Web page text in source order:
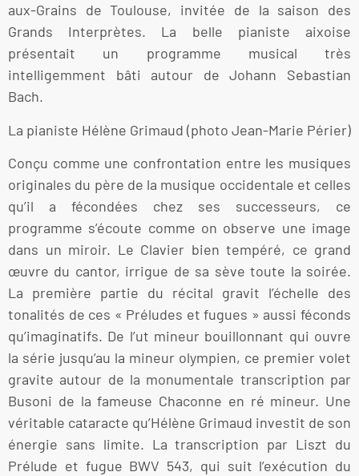
aux-Grains de Toulouse, invitée de la saison des
Grands Interprètes. La belle pianiste aixoise
présentait un programme musical très
intelligemment bâti autour de Johann Sebastian
Bach.
La pianiste Hélène Grimaud (photo Jean-Marie Périer)
Conçu comme une confrontation entre les musiques
originales du père de la musique occidentale et celles
qu’il a fécondées chez ses successeurs, ce
programme s’écoute comme on observe une image
dans un miroir. Le Clavier bien tempéré, ce grand
œuvre du cantor, irrigue de sa sève toute la soirée.
La première partie du récital gravit l’échelle des
tonalités de ces « Préludes et fugues » aussi féconds
qu’imaginatifs. De l’ut mineur bouillonnant qui ouvre
la série jusqu’au la mineur olympien, ce premier volet
gravite autour de la monumentale transcription par
Busoni de la fameuse Chaconne en ré mineur. Une
véritable cataracte qu’Hélène Grimaud investit de son
énergie sans limite. La transcription par Liszt du
Prélude et fugue BWV 543, qui suit l’exécution du